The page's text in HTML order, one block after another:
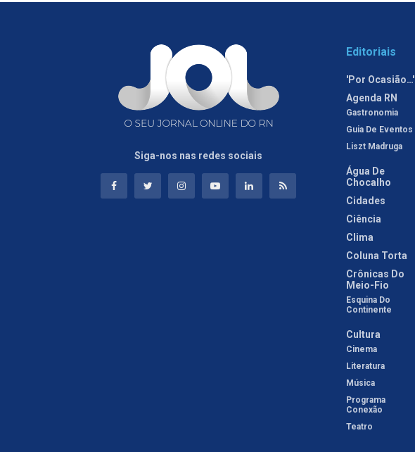
Siga-nos nas redes sociais
Editoriais
'Por Ocasião…'
Agenda RN
Gastronomia
Guia De Eventos
Liszt Madruga
Água De
Chocalho
Cidades
Ciência
Clima
Coluna Torta
Crônicas Do
Meio-Fio
Esquina Do
Continente
Cultura
Cinema
Literatura
Música
Programa
Conexão
Teatro